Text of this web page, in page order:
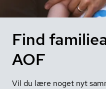
Find
AOF
Vil du lære noget nyt